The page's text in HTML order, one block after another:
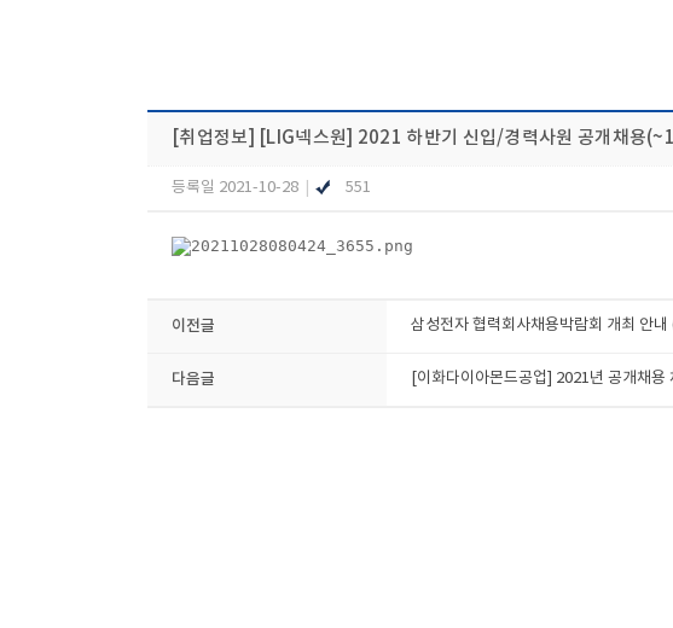
[취업정보] [LIG넥스원] 2021 하반기 신입/경력사원 공개채용
등록일 2021-10-28 551
이전글 삼성전자 협력회사채용박람회 개최 안
다음글 [이화다이아몬드공업] 2021년 공개채